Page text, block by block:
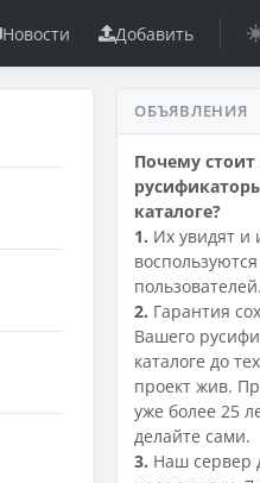
Новости Добавить
ОБЪЯВЛЕНИЯ
Почему
каталоге?
1. Их увидят и
пользователей.
2. Гарантия
Вашего
каталоге до
проект жив.
уже более 25
делайте сами.
3. Наш сервер